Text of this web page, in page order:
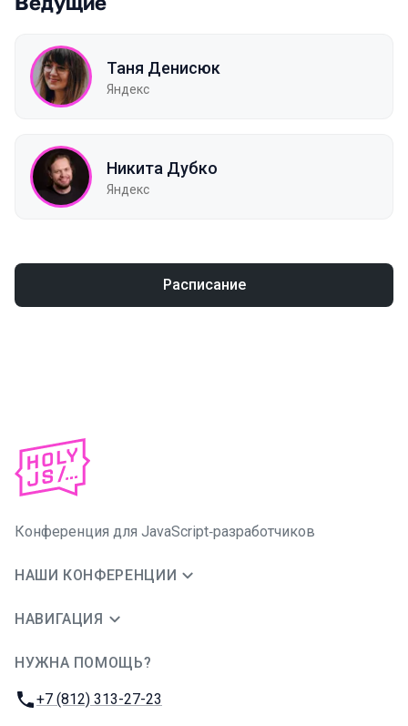
Таня Денисюк
Яндекс
Никита Дубко
Яндекс
Расписание
Конференция для JavaScript‑разработчиков
НАШИ КОНФЕРЕНЦИИ
НАВИГАЦИЯ
НУЖНА ПОМОЩЬ?
Телефон:
+7 (812) 313-27-23